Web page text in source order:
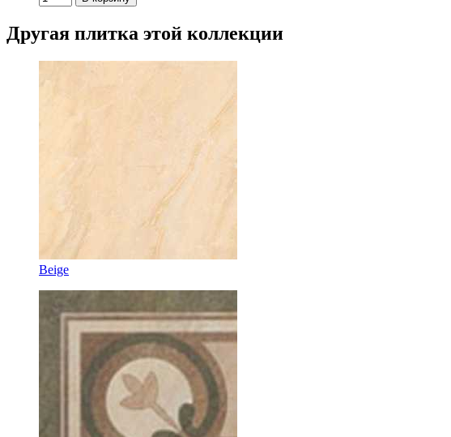
Другая плитка этой коллекции
Beige